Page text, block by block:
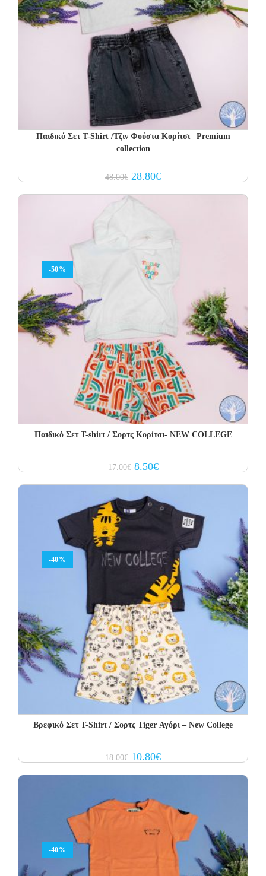
Παιδικό Σετ T-Shirt /Τζιν Φούστα Κορίτσι– Premium
collection
48.00€ Original
price
48.00€.
28.80€Current
price
-50%
Παιδικό Σετ T-shirt / Σορτς Κορίτσι- NEW COLLEGE
17.00€ Original
price
8.50€Current
price
-40%
Βρεφικό Σετ Τ-Shirt / Σορτς Tiger Αγόρι – New College
18.00€ Original
price
10.80€Current
price
-40%